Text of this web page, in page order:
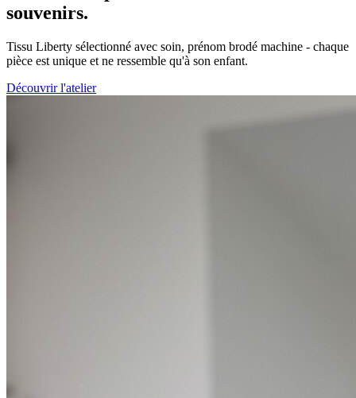
souvenirs.
Tissu Liberty sélectionné avec soin, prénom brodé machine - chaque
pièce est unique et ne ressemble qu'à son enfant.
Découvrir l'atelier